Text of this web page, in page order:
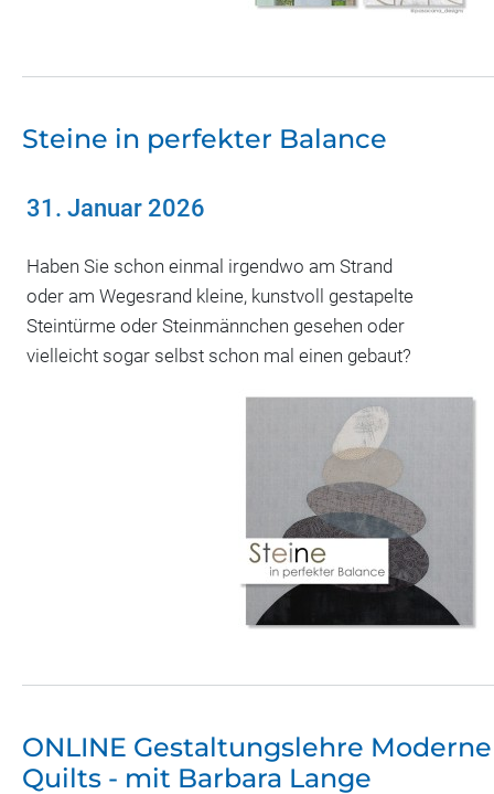
Steine in perfekter Balance
31. Januar 2026
Haben Sie schon einmal irgendwo am Strand
oder am Wegesrand kleine, kunstvoll gestapelte
Steintürme oder Steinmännchen gesehen oder
vielleicht sogar selbst schon mal einen gebaut?
ONLINE Gestaltungslehre Moderne
Quilts - mit Barbara Lange